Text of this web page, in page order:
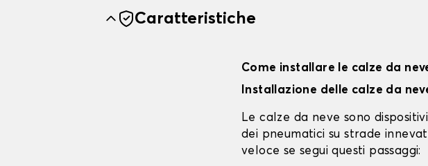
Caratteristiche
Come installare le calze da
Installazione delle calze da
Le calze da neve sono
dei pneumatici su strade
veloce se segui questi passaggi: